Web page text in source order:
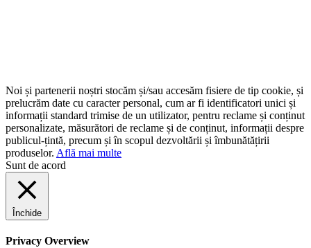
Noi și partenerii noștri stocăm și/sau accesăm fisiere de tip cookie, și
prelucrăm date cu caracter personal, cum ar fi identificatori unici și
informații standard trimise de un utilizator, pentru reclame și conținut
personalizate, măsurători de reclame și de conținut, informații despre
publicul-țintă, precum și în scopul dezvoltării și îmbunătățirii
produselor. Află mai multe
Sunt de acord
Închide
Privacy Overview